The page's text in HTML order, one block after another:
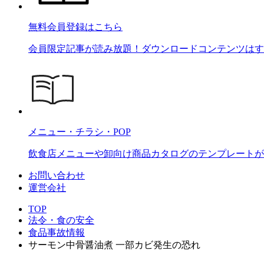
無料会員登録はこちら
会員限定記事が読み放題！ダウンロードコンテンツは
メニュー・チラシ・POP
飲食店メニューや卸向け商品カタログのテンプレート
お問い合わせ
運営会社
TOP
法令・食の安全
食品事故情報
サーモン中骨醤油煮 一部カビ発生の恐れ